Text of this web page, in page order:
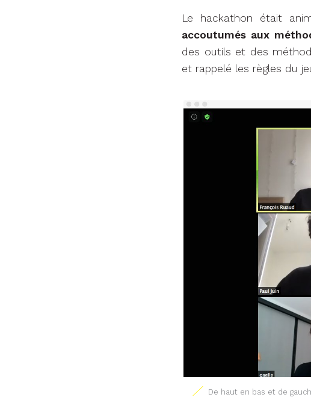
Le hackathon était
accoutumés aux
des outils et des
et rappelé les règles du
De haut en bas et de